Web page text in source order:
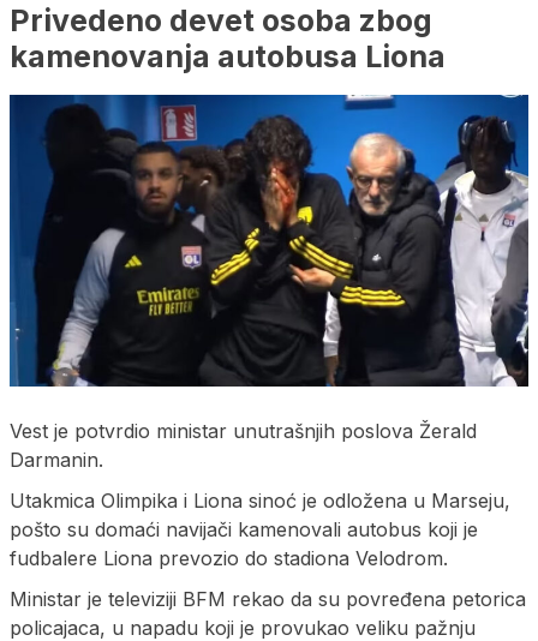
Privedeno devet osoba zbog
kamenovanja autobusa Liona
Vest je potvrdio ministar unutrašnjih poslova Žerald
Darmanin.
Utakmica Olimpika i Liona sinoć je odložena u Marseju,
pošto su domaći navijači kamenovali autobus koji je
fudbalere Liona prevozio do stadiona Velodrom.
Ministar je televiziji BFM rekao da su povređena petorica
policajaca, u napadu koji je provukao veliku pažnju